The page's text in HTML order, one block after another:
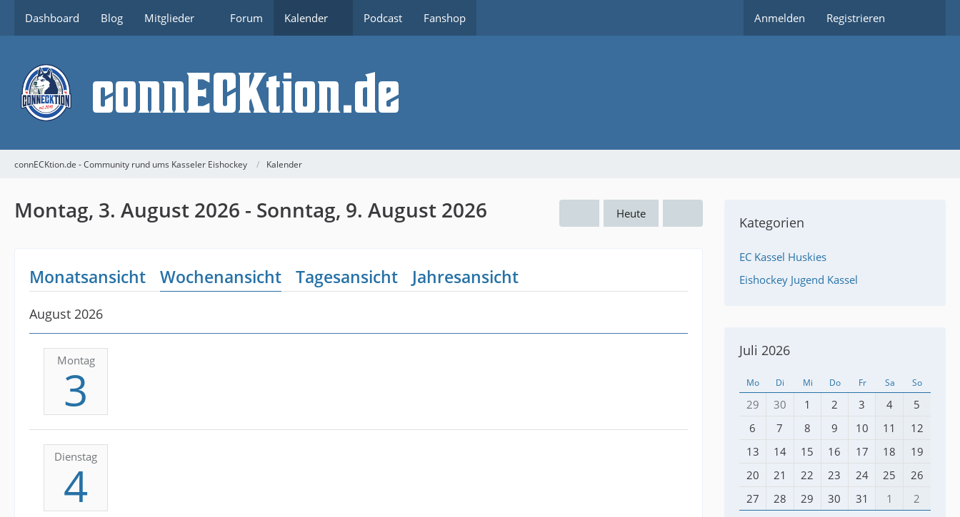
Dashboard Blog Mitglieder Forum Kalender Podcast Fanshop Anmelden Registrieren
connECKtion.de - Community rund ums Kasseler Eishockey Kalender
Montag, 3. August 2026 - Sonntag, 9. August 2026 Heute
Monatsansicht Wochenansicht Tagesansicht Jahresansicht
August 2026
Montag
3
Dienstag
4
Kategorien
EC Kassel Huskies
Eishockey Jugend Kassel
Juli 2026
Mo Di Mi Do Fr Sa So
29 30 1 2 3 4
5
6
7 8 9 10 11
12
13
14 15 16 17 18
19
20
21 22 23 24 25
26
27
28 29 30 31 1 2